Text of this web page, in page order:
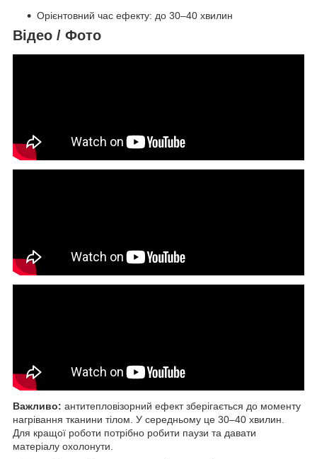
Орієнтовний час ефекту: до 30–40 хвилин
Відео / Фото
Важливо: антитепловізорний ефект зберігається до моменту
нагрівання тканини тілом. У середньому це 30–40 хвилин.
Для кращої роботи потрібно робити паузи та давати
матеріалу охолонути.